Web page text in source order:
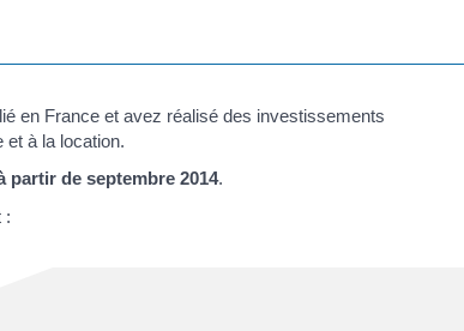
en France et avez réalisé des investissements
et à la location.
partir de septembre 2014.
: